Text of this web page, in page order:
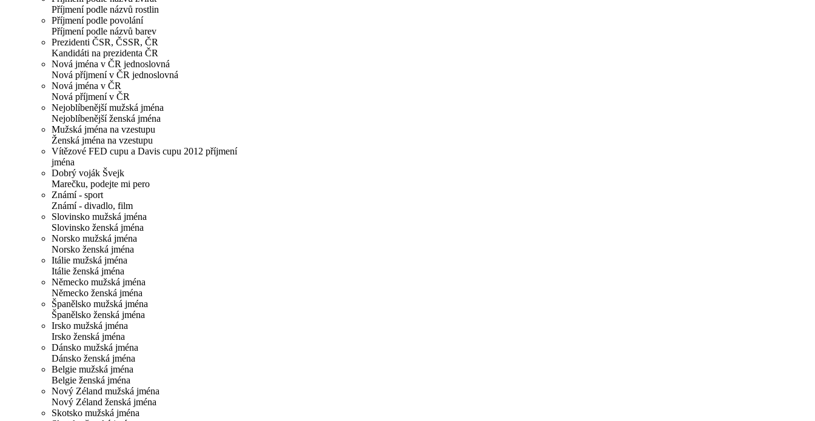
Příjmení podle názvů rostlin
Příjmení podle povolání
Příjmení podle názvů barev
Prezidenti ČSR, ČSSR, ČR
Kandidáti na prezidenta ČR
Nová jména v ČR jednoslovná
Nová příjmení v ČR jednoslovná
Nová jména v ČR
Nová příjmení v ČR
Nejoblíbenější mužská jména
Nejoblíbenější ženská jména
Mužská jména na vzestupu
Ženská jména na vzestupu
Vítězové FED cupu a Davis cupu 2012 příjmení
jména
Dobrý voják Švejk
Marečku, podejte mi pero
Známí - sport
Známí - divadlo, film
Slovinsko mužská jména
Slovinsko ženská jména
Norsko mužská jména
Norsko ženská jména
Itálie mužská jména
Itálie ženská jména
Německo mužská jména
Německo ženská jména
Španělsko mužská jména
Španělsko ženská jména
Irsko mužská jména
Irsko ženská jména
Dánsko mužská jména
Dánsko ženská jména
Belgie mužská jména
Belgie ženská jména
Nový Zéland mužská jména
Nový Zéland ženská jména
Skotsko mužská jména